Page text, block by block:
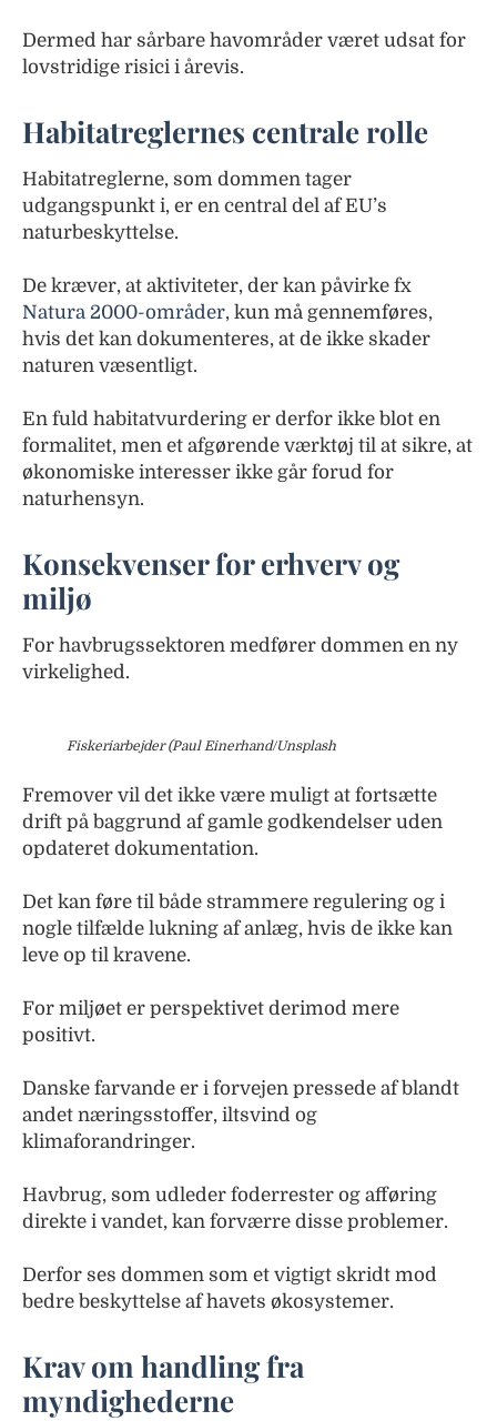
Dermed har sårbare havområder været udsat for
lovstridige risici i årevis.
Habitatreglernes centrale rolle
Habitatreglerne, som dommen tager
udgangspunkt i, er en central del af EU’s
naturbeskyttelse.
De kræver, at aktiviteter, der kan påvirke fx
Natura 2000-områder, kun må gennemføres,
hvis det kan dokumenteres, at de ikke skader
naturen væsentligt.
En fuld habitatvurdering er derfor ikke blot en
formalitet, men et afgørende værktøj til at sikre, at
økonomiske interesser ikke går forud for
naturhensyn.
Konsekvenser for erhverv og
miljø
For havbrugssektoren medfører dommen en ny
virkelighed.
Fiskeriarbejder (Paul Einerhand/Unsplash
Fremover vil det ikke være muligt at fortsætte
drift på baggrund af gamle godkendelser uden
opdateret dokumentation.
Det kan føre til både strammere regulering og i
nogle tilfælde lukning af anlæg, hvis de ikke kan
leve op til kravene.
For miljøet er perspektivet derimod mere
positivt.
Danske farvande er i forvejen pressede af blandt
andet næringsstoffer, iltsvind og
klimaforandringer.
Havbrug, som udleder foderrester og afføring
direkte i vandet, kan forværre disse problemer.
Derfor ses dommen som et vigtigt skridt mod
bedre beskyttelse af havets økosystemer.
Krav om handling fra
myndighederne